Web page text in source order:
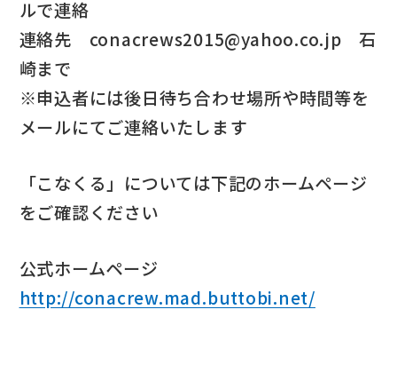
ルで連絡
連絡先 conacrews2015@yahoo.co.jp 石
崎まで
※申込者には後日待ち合わせ場所や時間等を
メールにてご連絡いたします
「こなくる」については下記のホームページ
をご確認ください
公式ホームページ
http://conacrew.mad.buttobi.net/